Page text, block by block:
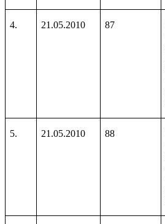
4. 21.05.2010 87
5. 21.05.2010 88